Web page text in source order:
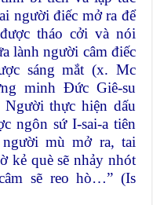
người điếc mở ra để
tháo cởi và nói
lành người câm điếc
sáng mắt (x. Mc
minh Đức Giê-su
thực hiện dấu
ngôn sứ I-sai-a tiên
mù mở ra, tai
kẻ què sẽ nhảy nhót
sẽ reo hò…” (Is